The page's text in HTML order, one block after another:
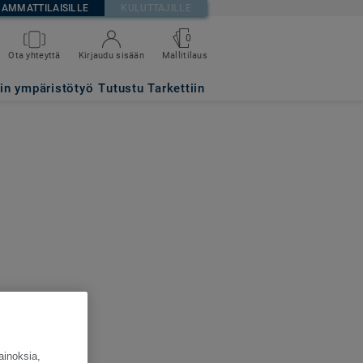
AMMATTILAISILLE KULUTTAJILLE
Ota yhteyttä Kirjaudu sisään
0
Mallitilaus
ympäristötyö Tutustu Tarkettiin